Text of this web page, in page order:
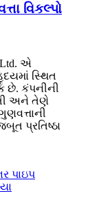
વિકલ્પો
Ltd. એ
સ્થિત
છે. કંપનીની
અને તેણે
પ્રતિષ્ઠા